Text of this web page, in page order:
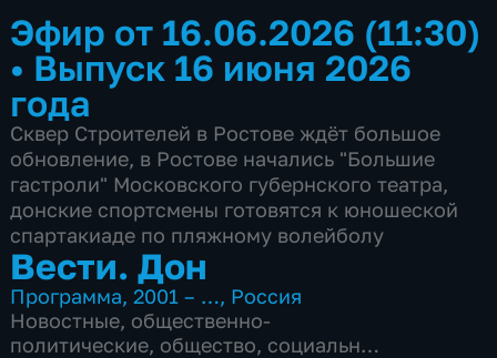
Эфир от 16.06.2026 (11:30)
• Выпуск 16 июня 2026
года
Сквер Строителей в Ростове ждёт большое
обновление, в Ростове начались "Большие
гастроли" Московского губернского театра,
донские спортсмены готовятся к юношеской
спартакиаде по пляжному волейболу
Вести. Дон
Программа,2001 – …, Россия
Новостные, общественно-
политические, общество, социально-